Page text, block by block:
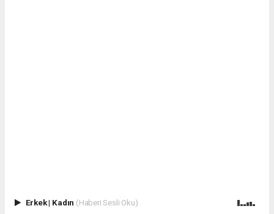
Erkek| Kadın (Haberi Sesli Oku)